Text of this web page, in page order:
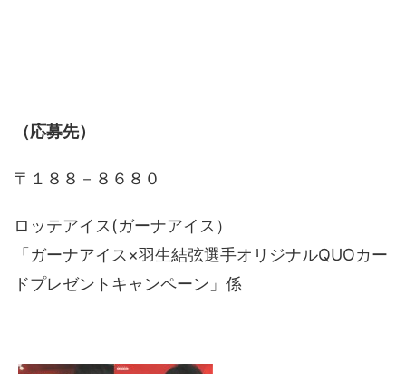
（応募先）
〒１８８－８６８０
ロッテアイス(ガーナアイス）
「ガーナアイス×羽生結弦選手オリジナルQUOカー
ドプレゼントキャンペーン」係